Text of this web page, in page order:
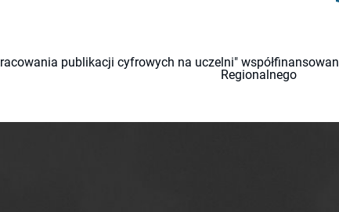
publikacji cyfrowych na uczelni"
Regionalnego